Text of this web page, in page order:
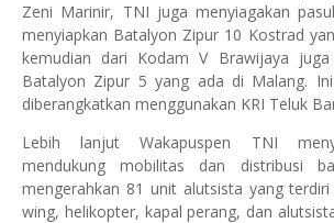
Zeni Marinir, TNI juga menyiagakan
menyiapkan Batalyon Zipur 10 Kostrad
kemudian dari Kodam V Brawijaya juga
Batalyon Zipur 5 yang ada di Malang.
diberangkatkan menggunakan KRI Teluk
Lebih lanjut Wakapuspen TNI
mendukung mobilitas dan distribusi
mengerahkan 81 unit alutsista yang
wing, helikopter, kapal perang, dan